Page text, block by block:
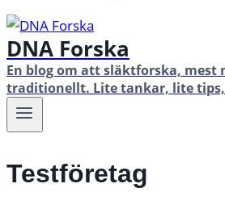
DNA Forska
En blog om att släktforska, mest
traditionellt. Lite tankar, lite
Testföretag